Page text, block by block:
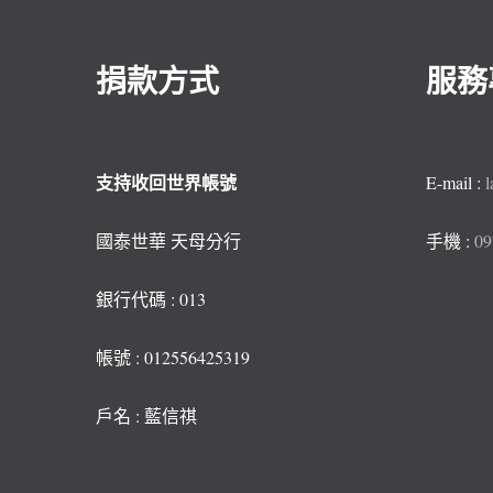
捐款方式
支持收回世界帳號
國泰世華 天母分行
銀行代碼 : 013
帳號 : 012556425319
戶名 : 藍信祺
服
E-mail :
手機 :